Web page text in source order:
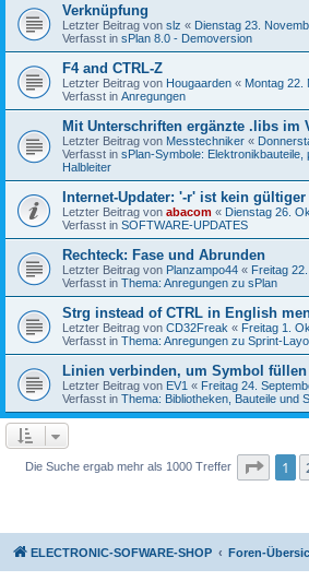
Verknüpfung
Letzter Beitrag von slz « Dienstag 23.
Verfasst in sPlan 8.0 - Demoversion
F4 and CTRL-Z
Letzter Beitrag von Hougaarden « Montag 22.
Verfasst in Anregungen
Mit Unterschriften ergänzte .libs im
Letzter Beitrag von Messtechniker «
Verfasst in sPlan-Symbole: Elektronikbauteile,
Halbleiter
Internet-Updater: '-r' ist kein gültiger
Letzter Beitrag von abacom « Dienstag 26.
Verfasst in SOFTWARE-UPDATES
Rechteck: Fase und Abrunden
Letzter Beitrag von Planzampo44 « Freitag
Verfasst in Thema: Anregungen zu sPlan
Strg instead of CTRL in English
Letzter Beitrag von CD32Freak « Freitag 1.
Verfasst in Thema: Anregungen zu Sprint-
Linien verbinden, um Symbol
Letzter Beitrag von EV1 « Freitag 24.
Verfasst in Thema: Bibliotheken, Bauteile und
Die Suche ergab mehr als 1000 Treffer Seite 1
1
ELECTRONIC-SOFWARE-SHOP Foren-